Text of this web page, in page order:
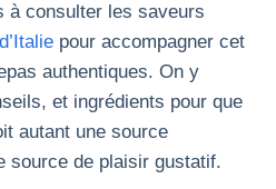
à consulter les saveurs
pour accompagner cet
authentiques. On y
et ingrédients pour que
autant une source
source de plaisir gustatif.